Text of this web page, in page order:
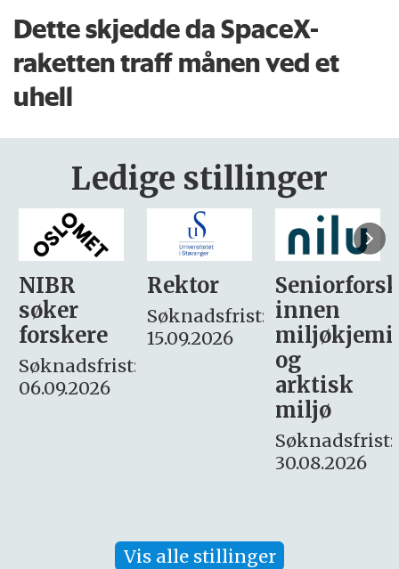
Dette skjedde da SpaceX-
raketten traff månen ved et
uhell
Ledige stillinger
Rektor
Søknadsfrist:
15.09.2026
Seniorforsker
innen
miljøkjemi
søker
– fast
Søknadsfrist:
16. august.
Vis alle stillinger